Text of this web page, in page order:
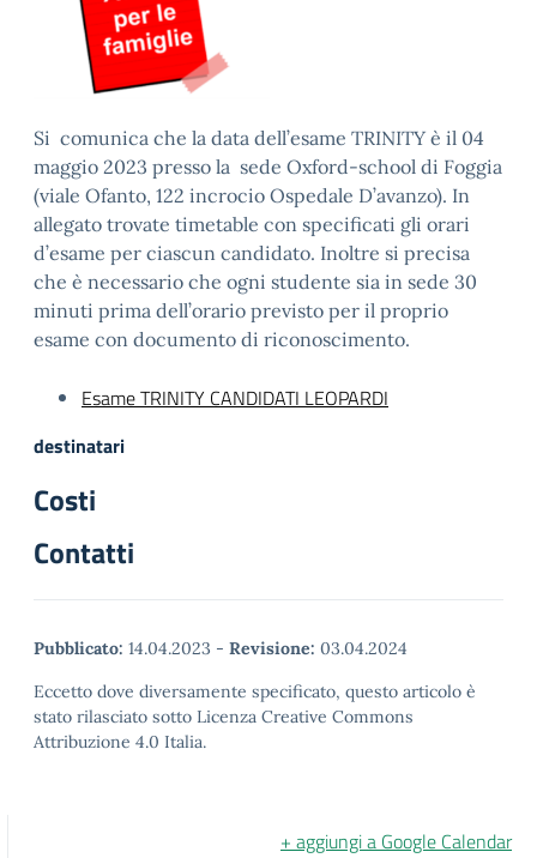
Si comunica che la data dell’esame TRINITY è il 04
maggio 2023 presso la sede Oxford-school di Foggia
(viale Ofanto, 122 incrocio Ospedale D’avanzo). In
allegato trovate timetable con specificati gli orari
d’esame per ciascun candidato. Inoltre si precisa
che è necessario che ogni studente sia in sede 30
minuti prima dell’orario previsto per il proprio
esame con documento di riconoscimento.
Esame TRINITY CANDIDATI LEOPARDI
destinatari
Costi
Contatti
Pubblicato: 14.04.2023 - Revisione: 03.04.2024
Eccetto dove diversamente specificato, questo articolo è
stato rilasciato sotto Licenza Creative Commons
Attribuzione 4.0 Italia.
+ aggiungi a Google Calendar